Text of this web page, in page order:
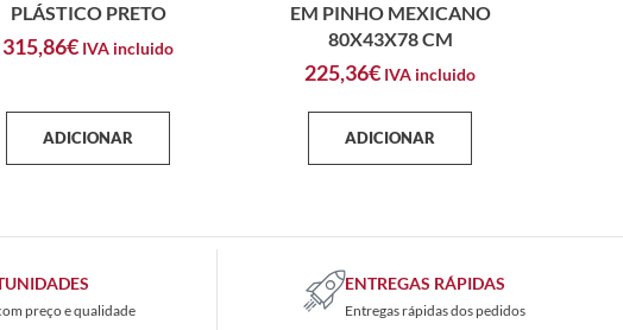
PLÁSTICO PRETO
315,86€ IVA incluido
ADICIONAR
EM PINHO MEXICANO
80X43X78 CM
225,36€ IVA incluido
ADICIONAR
preço e qualidade
ENTREGAS RÁPIDAS
Entregas rápidas dos pedidos